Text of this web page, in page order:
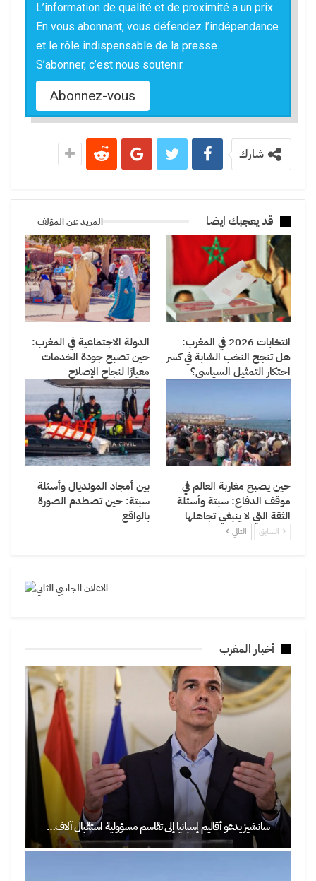
L’information de qualité et de proximité a un prix.
En vous abonnant, vous défendez l’indépendance
et le rôle indispensable de la presse.
S’abonner, c’est nous soutenir.
Abonnez-vous
شارك
قد يعجبك ايضا المزيد عن المؤلف
انتخابات 2026 في المغرب:
هل تنجح النخب الشابة في كسر
احتكار التمثيل السياسي؟
الدولة الاجتماعية في المغرب:
حين تصبح جودة الخدمات
معيارًا لنجاح الإصلاح
حين يصبح مغاربة العالم في
موقف الدفاع: سبتة وأسئلة
الثقة التي لا ينبغي تجاهلها
بين أمجاد المونديال وأسئلة
سبتة: حين تصطدم الصورة
بالواقع
السابق التالي
أخبار المغرب
سانشيز يدعو أقاليم إسبانيا إلى تقاسم مسؤولية استقبال آلاف…